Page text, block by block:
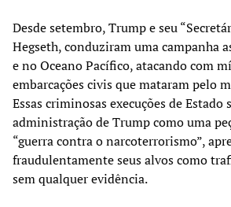
Desde setembro, Trump e seu
Hegseth, conduziram uma campanha
e no Oceano Pacífico, atacando com
embarcações civis que mataram pelo
Essas criminosas execuções de Estado
administração de Trump como uma
“guerra contra o narcoterrorismo”,
fraudulentamente seus alvos como
sem qualquer evidência.